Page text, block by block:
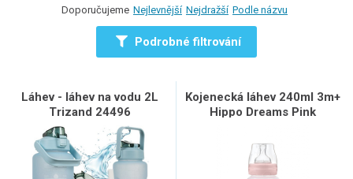
Doporučujeme Nejlevnější Nejdražší Podle názvu
Podrobné filtrování
Láhev - láhev na vodu 2L
Trizand 24496
Kojenecká láhev 240ml 3m+
Hippo Dreams Pink